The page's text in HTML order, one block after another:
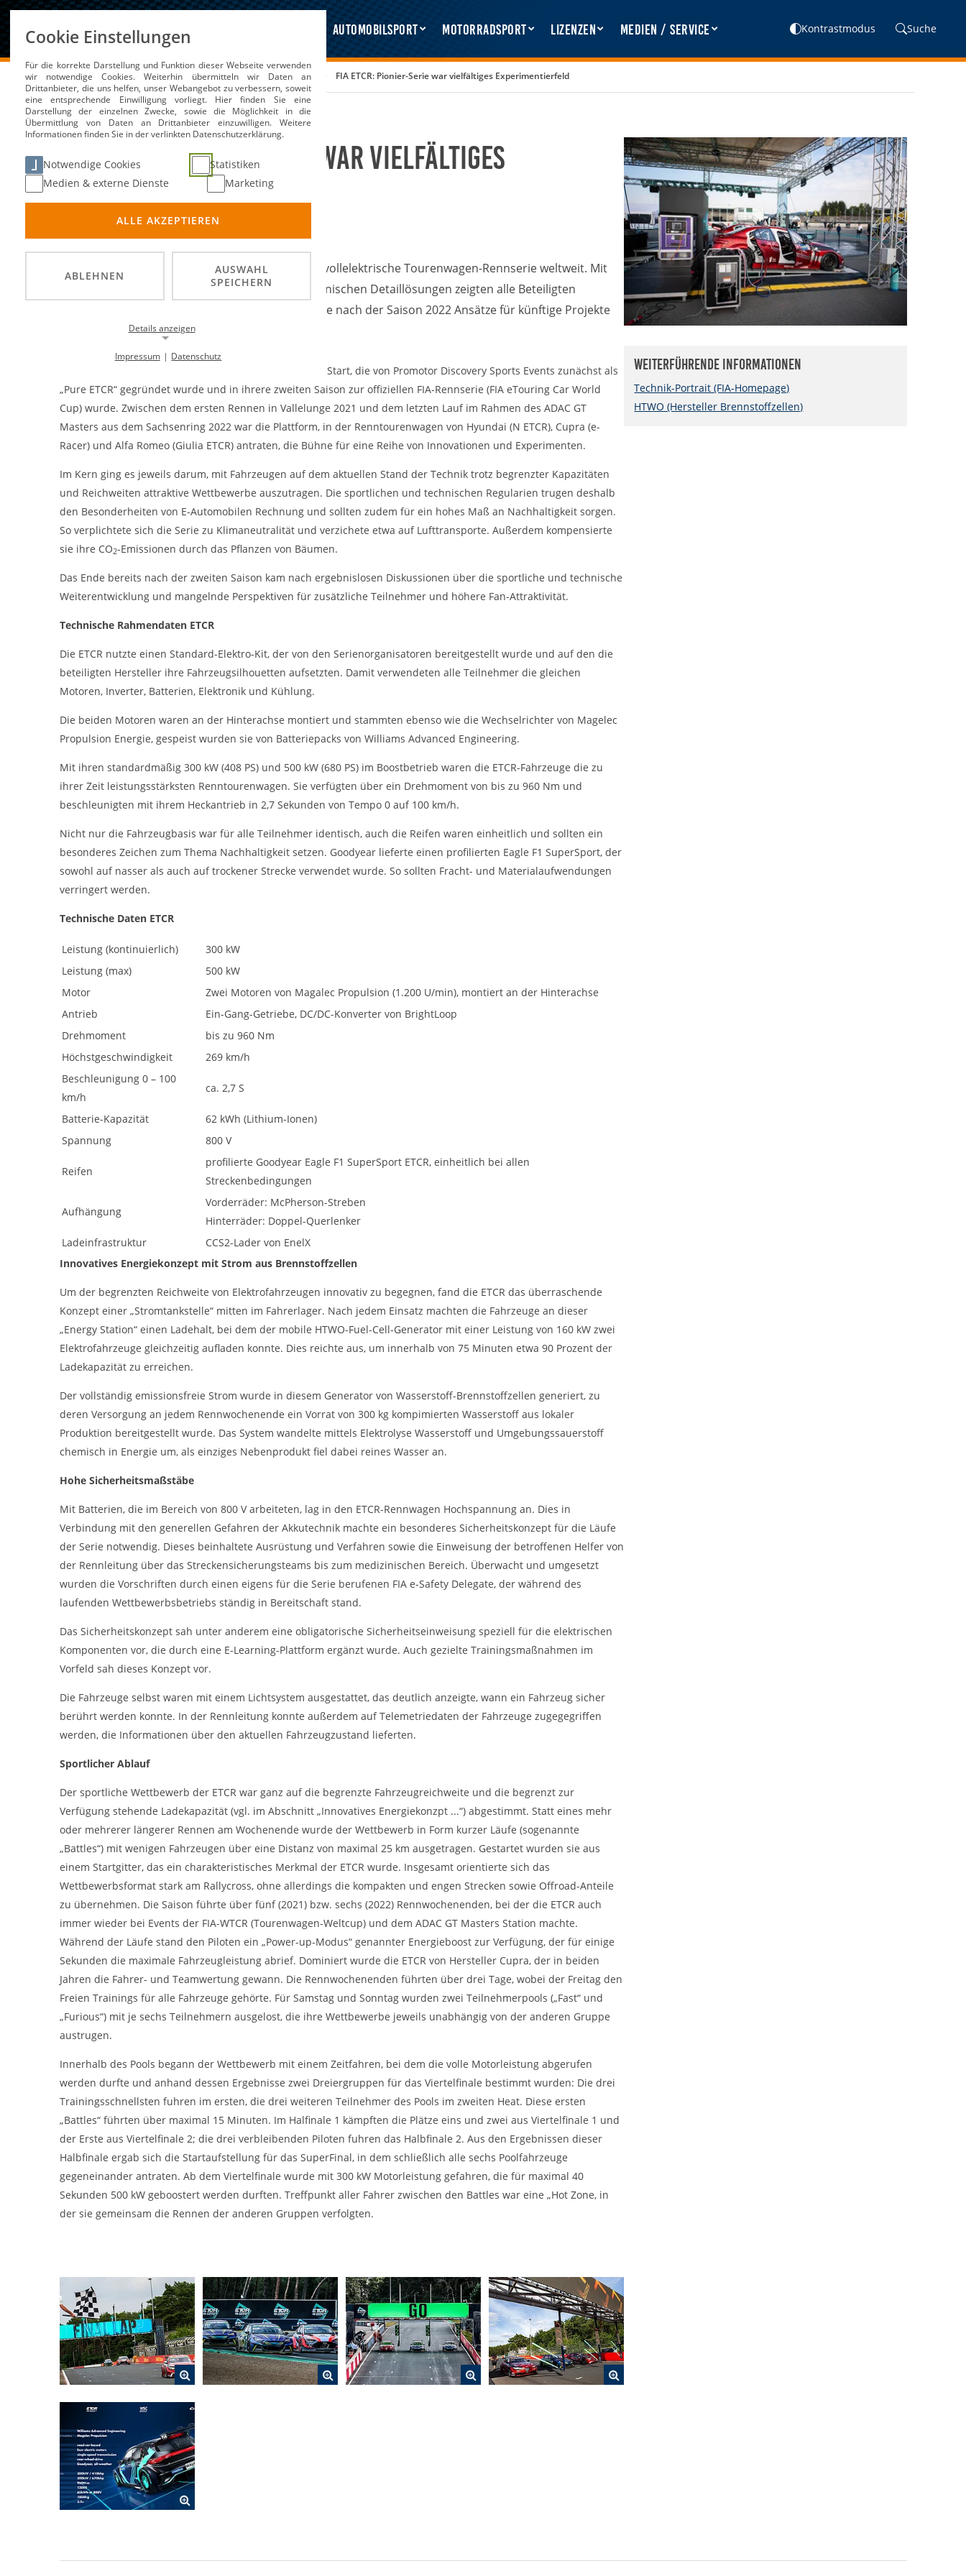
Automobilsport Motorradsport Lizenzen Medien / Service Kontrastmodus Suche
DMSB Medien / Service Nachhaltigkeitsdatenbank FIA ETCR: Pionier-Serie war vielfältiges Experimentierfeld
FIA ETCR: Pionier-Serie war vielfältiges
Experimentierfeld
#Fahrzeugtechnik
Mit der ETCR gab es ab dem Jahre 2021 die erste vollelektrische Tourenwagen-Rennserie weltweit. Mit
innovativem Wettbewerbsformat und vielen technischen Detaillösungen zeigten alle Beteiligten
Pioniergeist, aus dem auch nach dem frühen Ende nach der Saison 2022 Ansätze für künftige Projekte
gewonnen werden können.
Fahrzeuge dreier Hersteller gingen in der ETCR an den Start, die von Promotor Discovery Sports Events zunächst als
„Pure ETCR“ gegründet wurde und in ihrere zweiten Saison zur offiziellen FIA-Rennserie (FIA eTouring Car World
Cup) wurde. Zwischen dem ersten Rennen in Vallelunge 2021 und dem letzten Lauf im Rahmen des ADAC GT
Masters aus dem Sachsenring 2022 war die Plattform, in der Renntourenwagen von Hyundai (N ETCR), Cupra (e-
Racer) und Alfa Romeo (Giulia ETCR) antraten, die Bühne für eine Reihe von Innovationen und Experimenten.
Im Kern ging es jeweils darum, mit Fahrzeugen auf dem aktuellen Stand der Technik trotz begrenzter Kapazitäten
und Reichweiten attraktive Wettbewerbe auszutragen. Die sportlichen und technischen Regularien trugen deshalb
den Besonderheiten von E-Automobilen Rechnung und sollten zudem für ein hohes Maß an Nachhaltigkeit sorgen.
So verplichtete sich die Serie zu Klimaneutralität und verzichete etwa auf Lufttransporte. Außerdem kompensierte
sie ihre CO2-Emissionen durch das Pflanzen von Bäumen.
Das Ende bereits nach der zweiten Saison kam nach ergebnislosen Diskussionen über die sportliche und technische
Weiterentwicklung und mangelnde Perspektiven für zusätzliche Teilnehmer und höhere Fan-Attraktivität.
Technische Rahmendaten ETCR
Die ETCR nutzte einen Standard-Elektro-Kit, der von den Serienorganisatoren bereitgestellt wurde und auf den die
beteiligten Hersteller ihre Fahrzeugsilhouetten aufsetzten. Damit verwendeten alle Teilnehmer die gleichen
Motoren, Inverter, Batterien, Elektronik und Kühlung.
Die beiden Motoren waren an der Hinterachse montiert und stammten ebenso wie die Wechselrichter von Magelec
Propulsion Energie, gespeist wurden sie von Batteriepacks von Williams Advanced Engineering.
Mit ihren standardmäßig 300 kW (408 PS) und 500 kW (680 PS) im Boostbetrieb waren die ETCR-Fahrzeuge die zu
ihrer Zeit leistungsstärksten Renntourenwagen. Sie verfügten über ein Drehmoment von bis zu 960 Nm und
beschleunigten mit ihrem Heckantrieb in 2,7 Sekunden von Tempo 0 auf 100 km/h.
Nicht nur die Fahrzeugbasis war für alle Teilnehmer identisch, auch die Reifen waren einheitlich und sollten ein
besonderes Zeichen zum Thema Nachhaltigkeit setzen. Goodyear lieferte einen profilierten Eagle F1 SuperSport, der
sowohl auf nasser als auch auf trockener Strecke verwendet wurde. So sollten Fracht- und Materialaufwendungen
verringert werden.
Technische Daten ETCR
Leistung (kontinuierlich)
300 kW
Leistung (max)
500 kW
Motor
Zwei Motoren von Magalec Propulsion (1.200 U/min), montiert an der Hinterachse
Antrieb
Ein-Gang-Getriebe, DC/DC-Konverter von BrightLoop
Drehmoment
bis zu 960 Nm
Höchstgeschwindigkeit
269 km/h
Beschleunigung 0 – 100
km/h
ca. 2,7 S
Batterie-Kapazität
62 kWh (Lithium-Ionen)
Spannung
800 V
Reifen
profilierte Goodyear Eagle F1 SuperSport ETCR, einheitlich bei allen
Streckenbedingungen
Aufhängung
Vorderräder: McPherson-Streben
Hinterräder: Doppel-Querlenker
Ladeinfrastruktur
CCS2-Lader von EnelX
Innovatives Energiekonzept mit Strom aus Brennstoffzellen
Um der begrenzten Reichweite von Elektrofahrzeugen innovativ zu begegnen, fand die ETCR das überraschende
Konzept einer „Stromtankstelle“ mitten im Fahrerlager. Nach jedem Einsatz machten die Fahrzeuge an dieser
„Energy Station“ einen Ladehalt, bei dem der mobile HTWO-Fuel-Cell-Generator mit einer Leistung von 160 kW zwei
Elektrofahrzeuge gleichzeitig aufladen konnte. Dies reichte aus, um innerhalb von 75 Minuten etwa 90 Prozent der
Ladekapazität zu erreichen.
Der vollständig emissionsfreie Strom wurde in diesem Generator von Wasserstoff-Brennstoffzellen generiert, zu
deren Versorgung an jedem Rennwochenende ein Vorrat von 300 kg kompimierten Wasserstoff aus lokaler
Produktion bereitgestellt wurde. Das System wandelte mittels Elektrolyse Wasserstoff und Umgebungssauerstoff
chemisch in Energie um, als einziges Nebenprodukt fiel dabei reines Wasser an.
Hohe Sicherheitsmaßstäbe
Mit Batterien, die im Bereich von 800 V arbeiteten, lag in den ETCR-Rennwagen Hochspannung an. Dies in
Verbindung mit den generellen Gefahren der Akkutechnik machte ein besonderes Sicherheitskonzept für die Läufe
der Serie notwendig. Dieses beinhaltete Ausrüstung und Verfahren sowie die Einweisung der betroffenen Helfer von
der Rennleitung über das Streckensicherungsteams bis zum medizinischen Bereich. Überwacht und umgesetzt
wurden die Vorschriften durch einen eigens für die Serie berufenen FIA e-Safety Delegate, der während des
laufenden Wettbewerbsbetriebs ständig in Bereitschaft stand.
Das Sicherheitskonzept sah unter anderem eine obligatorische Sicherheitseinweisung speziell für die elektrischen
Komponenten vor, die durch eine E-Learning-Plattform ergänzt wurde. Auch gezielte Trainingsmaßnahmen im
Vorfeld sah dieses Konzept vor.
Die Fahrzeuge selbst waren mit einem Lichtsystem ausgestattet, das deutlich anzeigte, wann ein Fahrzeug sicher
berührt werden konnte. In der Rennleitung konnte außerdem auf Telemetriedaten der Fahrzeuge zugegegriffen
werden, die Informationen über den aktuellen Fahrzeugzustand lieferten.
Sportlicher Ablauf
Der sportliche Wettbewerb der ETCR war ganz auf die begrenzte Fahrzeugreichweite und die begrenzt zur
Verfügung stehende Ladekapazität (vgl. im Abschnitt „Innovatives Energiekonzpt ...“) abgestimmt. Statt eines mehr
oder mehrerer längerer Rennen am Wochenende wurde der Wettbewerb in Form kurzer Läufe (sogenannte
„Battles“) mit wenigen Fahrzeugen über eine Distanz von maximal 25 km ausgetragen. Gestartet wurden sie aus
einem Startgitter, das ein charakteristisches Merkmal der ETCR wurde. Insgesamt orientierte sich das
Wettbewerbsformat stark am Rallycross, ohne allerdings die kompakten und engen Strecken sowie Offroad-Anteile
zu übernehmen. Die Saison führte über fünf (2021) bzw. sechs (2022) Rennwochenenden, bei der die ETCR auch
immer wieder bei Events der FIA-WTCR (Tourenwagen-Weltcup) und dem ADAC GT Masters Station machte.
Während der Läufe stand den Piloten ein „Power-up-Modus“ genannter Energieboost zur Verfügung, der für einige
Sekunden die maximale Fahrzeugleistung abrief. Dominiert wurde die ETCR von Hersteller Cupra, der in beiden
Jahren die Fahrer- und Teamwertung gewann. Die Rennwochenenden führten über drei Tage, wobei der Freitag den
Freien Trainings für alle Fahrzeuge gehörte. Für Samstag und Sonntag wurden zwei Teilnehmerpools („Fast“ und
„Furious“) mit je sechs Teilnehmern ausgelost, die ihre Wettbewerbe jeweils unabhängig von der anderen Gruppe
austrugen.
Innerhalb des Pools begann der Wettbewerb mit einem Zeitfahren, bei dem die volle Motorleistung abgerufen
werden durfte und anhand dessen Ergebnisse zwei Dreiergruppen für das Viertelfinale bestimmt wurden: Die drei
Trainingsschnellsten fuhren im ersten, die drei weiteren Teilnehmer des Pools im zweiten Heat. Diese ersten
„Battles“ führten über maximal 15 Minuten. Im Halfinale 1 kämpften die Plätze eins und zwei aus Viertelfinale 1 und
der Erste aus Viertelfinale 2; die drei verbleibenden Piloten fuhren das Halbfinale 2. Aus den Ergebnissen dieser
Halbfinale ergab sich die Startaufstellung für das SuperFinal, in dem schließlich alle sechs Poolfahrzeuge
gegeneinander antraten. Ab dem Viertelfinale wurde mit 300 kW Motorleistung gefahren, die für maximal 40
Sekunden 500 kW geboostert werden durften. Treffpunkt aller Fahrer zwischen den Battles war eine „Hot Zone, in
der sie gemeinsam die Rennen der anderen Gruppen verfolgten.
Weiterführende Informationen
Technik-Portrait (FIA-Homepage)
HTWO (Hersteller Brennstoffzellen)
Cookie Einstellungen
Für die korrekte Darstellung und Funktion dieser Webseite verwenden
wir notwendige Cookies. Weiterhin übermitteln wir Daten an
Drittanbieter, die uns helfen, unser Webangebot zu verbessern, soweit
eine entsprechende Einwilligung vorliegt. Hier finden Sie eine
Darstellung der einzelnen Zwecke, sowie die Möglichkeit in die
Übermittlung von Daten an Drittanbieter einzuwilligen. Weitere
Informationen finden Sie in der verlinkten Datenschutzerklärung.
Notwendige Cookies
Statistiken
Medien & externe Dienste
Marketing
ALLE AKZEPTIEREN
ABLEHNEN
AUSWAHL
SPEICHERN
Details anzeigen
Notwendige Cookies ermöglichen die Kernfunktionalität einer
Website. Sie helfen dabei, die Website nutzbar zu machen, indem sie
grundlegende Funktionen ermöglichen. Ohne diese Cookies kann die
Background Image
gw-cookie-bgimage
Anbieter: DMSB
Dieser Cookie speichert Informationen zu
verwendeten Hintergrundbildern der
Cookie Laufzeit: 24 Stunden
Cookie Consent
cookie_consent
DMSB
Cookie-Einstellungen.
Cookie Laufzeit: 12 Monate
Statistiken
Berichten über die Website-Nutzungsstatistik dienen, ohne dass
einzelne Besucher persönlich identifiziert werden können.
Google Analytics
_gat, _ga, _gid
Google LLC
Diese Cookies dienen zur Erhebung von
Statistiken zur Website-Nutzung.
Cookie Laufzeit:
Um Inhalte von Videoplattformen und weiteren externen
Diensten anzeigen zu können, werden von diesen ggf. Cookies
gesetzt. Die Einbindung kann bei Bedarf einzeln aktiviert werden.
YouTube
Anbieter:
Cookies, die ggf. zur Einbettung und
Bereitstellung von Videos auf unserer
Anbieter: Google LLC
Zweck:
Cookies, die ggf. zur Einbettung und
Bereitstellung von interaktiven Karten auf
unserer Website gesetzt werden.
Marketing
personalisierte Werbung anzuzeigen. Dazu verfolgen sie die
Aktivitäten der Besucher über verschiedene Websites hinweg.
Google Ads
_gcl_aw, _gcl_gs, _gclid, _gcl_au, FPGCLAW,
Zweck:
Erfolg unserer Online-Werbemaßnahmen
auf anderen Seiten zu messen und damit
eine optimale Verteilung unseres
Werbebudgets zu gewährleisten.
90 Tage
Impressum | Datenschutz